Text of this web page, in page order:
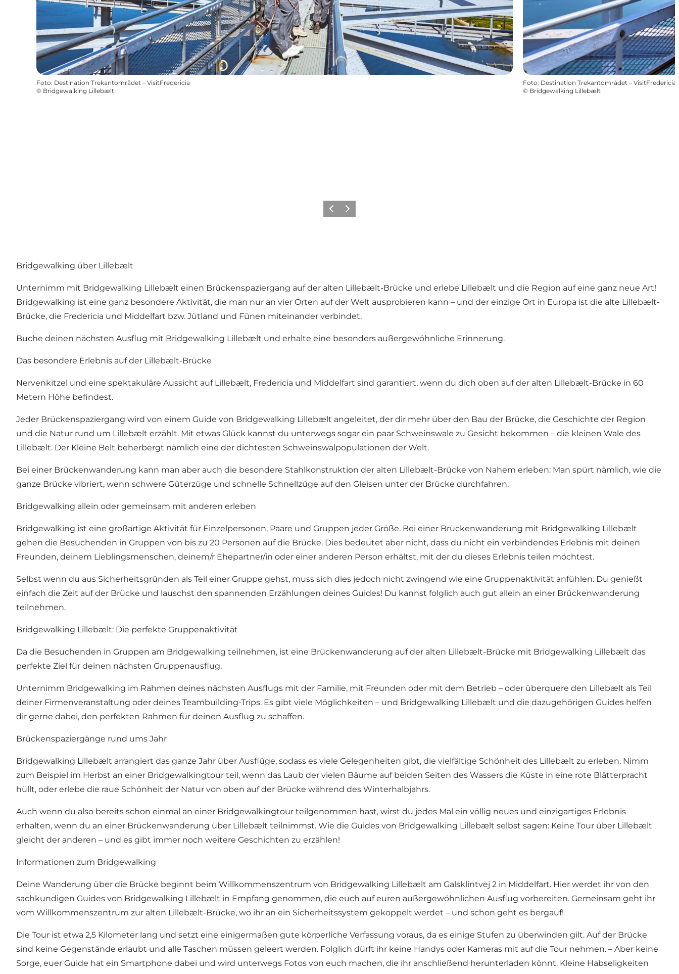
Foto: Destination Trekantområdet – VisitFredericia
© Bridgewalking Lillebælt
Foto: Destination Trekantområdet – VisitFredericia
© Bridgewalking Lillebælt
ZurückWeiter
Bridgewalking über Lillebælt
Unternimm mit Bridgewalking Lillebælt einen Brückenspaziergang aufder alten Lillebælt-Brücke und erlebe Lillebælt und die Region auf eine ganz neue Art!
Bridgewalking ist eine ganz besondere Aktivität, die man nur an vier Orten auf der Welt ausprobieren kann – und der einzige Ort in Europa ist die alte Lillebælt-
Brücke, die Fredericia und Middelfart bzw. Jütland und Fünen miteinander verbindet.
Buche deinen nächsten Ausflug mit Bridgewalking Lillebælt und erhalte eine besonders außergewöhnliche Erinnerung.
Das besondere Erlebnis auf der Lillebælt-Brücke
Nervenkitzel und eine spektakuläre Aussicht auf Lillebælt, Fredericia und Middelfart sind garantiert, wenn du dich oben auf der alten Lillebælt-Brücke in 60
Metern Höhe befindest.
Jeder Brückenspaziergang wird von einem Guide von Bridgewalking Lillebælt angeleitet, der dir mehr über den Bau der Brücke, die Geschichte der Region
und die Natur rund um Lillebælt erzählt. Mit etwas Glück kannst du unterwegs sogar ein paar Schweinswale zu Gesicht bekommen – die kleinen Wale des
Lillebælt. Der Kleine Belt beherbergt nämlich eine der dichtesten Schweinswalpopulationen der Welt.
Bei einer Brückenwanderung kann man aber auch die besondere Stahlkonstruktion der alten Lillebælt-Brücke von Nahem erleben: Man spürt nämlich, wie die
ganze Brücke vibriert, wenn schwere Güterzüge und schnelle Schnellzüge auf den Gleisen unter der Brücke durchfahren.
Bridgewalking allein oder gemeinsam mit anderen erleben
Bridgewalking ist eine großartige Aktivität für Einzelpersonen, Paare und Gruppen jeder Größe. Bei einer Brückenwanderung mit Bridgewalking Lillebælt
gehen die Besuchenden in Gruppen von bis zu 20 Personen auf die Brücke. Dies bedeutet aber nicht, dass du nicht ein verbindendes Erlebnis mit deinen
Freunden, deinem Lieblingsmenschen, deinem/r Ehepartner/in oder einer anderen Person erhältst, mit der du dieses Erlebnis teilen möchtest.
Selbst wenn du aus Sicherheitsgründen als Teil einer Gruppe gehst, muss sich dies jedoch nicht zwingend wie eine Gruppenaktivität anfühlen. Du genießt
einfach die Zeit auf der Brücke und lauschst den spannenden Erzählungen deines Guides! Du kannst folglich auch gut allein an einer Brückenwanderung
teilnehmen.
Bridgewalking Lillebælt: Die perfekte Gruppenaktivität
Da die Besuchenden in Gruppen am Bridgewalking teilnehmen, ist eine Brückenwanderung auf der alten Lillebælt-Brücke mit Bridgewalking Lillebælt das
perfekte Ziel für deinen nächsten Gruppenausflug.
Unternimm Bridgewalking im Rahmen deines nächsten Ausflugs mit der Familie, mit Freunden oder mit dem Betrieb – oder überquere den Lillebælt als Teil
deiner Firmenveranstaltung oder deines Teambuilding-Trips. Es gibt viele Möglichkeiten – und Bridgewalking Lillebælt und die dazugehörigen Guides helfen
dir gerne dabei, den perfekten Rahmen für deinen Ausflug zu schaffen.
Brückenspaziergänge rund ums Jahr
Bridgewalking Lillebælt arrangiert das ganze Jahr über Ausflüge, sodass es viele Gelegenheiten gibt, die vielfältige Schönheit des Lillebælt zu erleben. Nimm
zum Beispiel im Herbst an einer Bridgewalkingtour teil, wenn das Laub der vielen Bäume auf beiden Seiten des Wassers die Küste in eine rote Blätterpracht
hüllt, oder erlebe die raue Schönheit der Natur von oben auf der Brücke während des Winterhalbjahrs.
Auch wenn du also bereits schon einmal an einer Bridgewalkingtour teilgenommen hast, wirst du jedes Mal ein völlig neues und einzigartiges Erlebnis
erhalten, wenn du an einer Brückenwanderung über Lillebælt teilnimmst. Wie die Guides von Bridgewalking Lillebælt selbst sagen: Keine Tour über Lillebælt
gleicht der anderen – und es gibt immer noch weitere Geschichten zu erzählen!
Informationen zum Bridgewalking
Deine Wanderung über die Brücke beginnt beim Willkommenszentrum von Bridgewalking Lillebælt am Galsklintvej 2 in Middelfart. Hier werdet ihr von den
sachkundigen Guides von Bridgewalking Lillebælt in Empfang genommen, die euch auf euren außergewöhnlichen Ausflug vorbereiten. Gemeinsam geht ihr
vom Willkommenszentrum zur alten Lillebælt-Brücke, wo ihr an ein Sicherheitssystem gekoppelt werdet – und schon geht es bergauf!
Die Tour ist etwa 2,5 Kilometer lang und setzt eine einigermaßen gute körperliche Verfassung voraus, da es einige Stufen zu überwinden gilt. Auf der Brücke
sind keine Gegenstände erlaubt und alle Taschen müssen geleert werden. Folglich dürft ihr keine Handys oder Kameras mit auf die Tour nehmen. – Aber keine
Sorge, euer Guide hat ein Smartphone dabei und wird unterwegs Fotos von euch machen, die ihr anschließend herunterladen könnt. Kleine Habseligkeiten